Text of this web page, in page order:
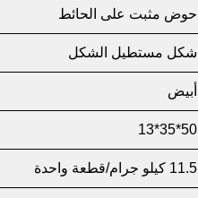
حوض مثبت على الحائط
شكل مستطيل الشكل
أبيض
50*35*13
11.5 كيلو جرام/قطعة واحدة